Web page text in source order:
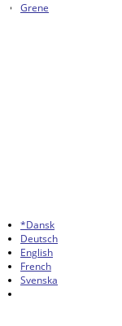
Grene
*Dansk
Deutsch
English
French
Svenska